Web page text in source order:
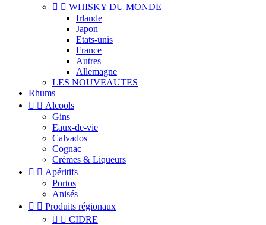
  WHISKY DU MONDE
Irlande
Japon
Etats-unis
France
Autres
Allemagne
LES NOUVEAUTES
Rhums
  Alcools
Gins
Eaux-de-vie
Calvados
Cognac
Crèmes & Liqueurs
  Apéritifs
Portos
Anisés
  Produits régionaux
  CIDRE